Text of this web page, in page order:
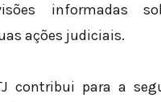
informadas
ações judiciais.
contribui para a